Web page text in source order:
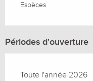
Espèces
Périodes d'ouverture
Toute l'année 2026